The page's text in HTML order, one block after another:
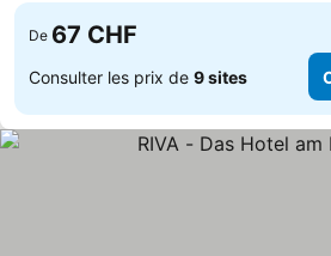
De 67 CHF
Consulter les prix de 9 sites